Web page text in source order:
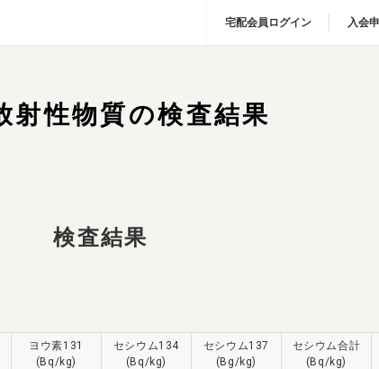
宅配会員ログイン 入会
宅配会員ログイン 入会
射性物質の検査結果
検査結果
ヨウ素131
(Bq/kg)
セシウム134
(Bq/kg)
セシウム137
(Bg/kg)
セシウム合計
(Bq/kg)